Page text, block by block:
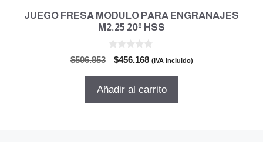
JUEGO FRESA MODULO PARA ENGRANAJES
M2.25 20º HSS
$506.853
El
original
$456.168El
actual
(IVA incluido)
Añadir al carrito